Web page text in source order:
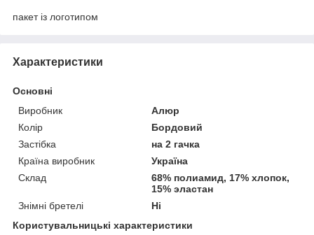
пакет із логотипом
Характеристики
Основні
Виробник
Алюр
Колір
Бордовий
Застібка
на 2 гачка
Країна виробник
Україна
Склад
68% полиамид, 17% хлопок,
15% эластан
Знімні бретелі
Ні
Користувальницькі характеристики